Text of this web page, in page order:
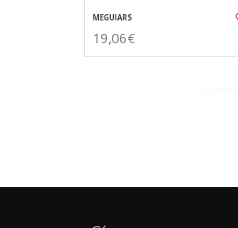
MEGUIARS
19,06€